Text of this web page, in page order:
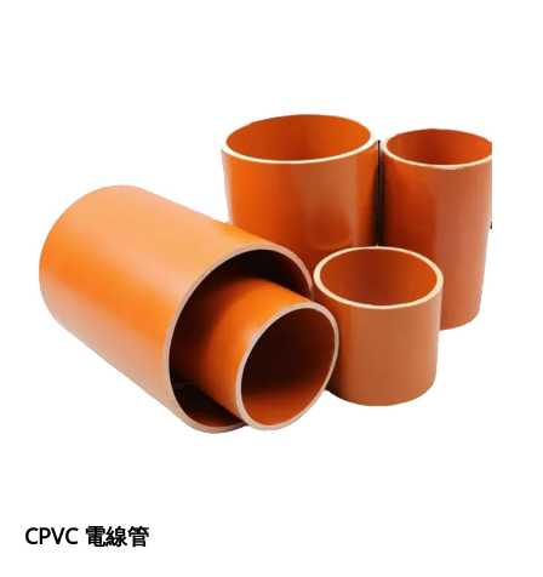
CPVC 電線管